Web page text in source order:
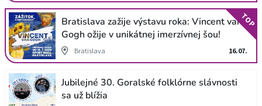
Bratislava zažije výstavu roka: Vincent van
Gogh ožije v unikátnej imerzívnej šou!
Bratislava 16.07.
TOP
Jubilejné 30. Goralské folklórne slávnosti
sa už blížia